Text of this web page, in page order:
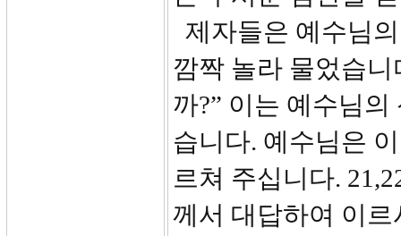
제자들은 예수님
깜짝 놀라 물었습
까?” 이는 예수님
습니다. 예수님은
르쳐 주십니다.
께서 대답하여 이